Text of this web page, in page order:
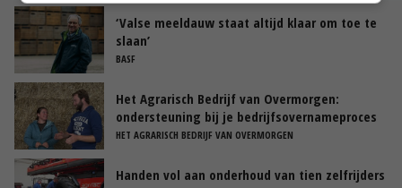
‘Valse meeldauw staat altijd klaar om toe te
slaan’
BASF
Het Agrarisch Bedrijf van Overmorgen:
ondersteuning bij je bedrijfsovernameproces
HET AGRARISCH BEDRIJF VAN OVERMORGEN
Handen vol aan onderhoud van tien zelfrijders